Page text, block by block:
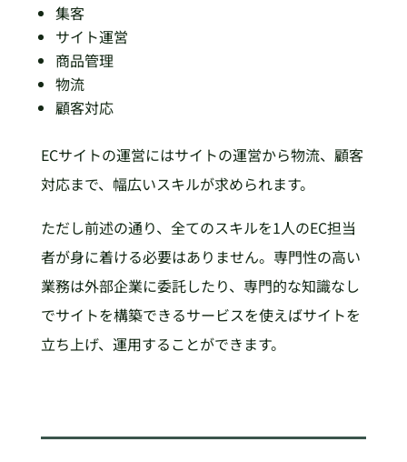
集客
サイト運営
商品管理
物流
顧客対応
ECサイトの運営にはサイトの運営から物流、顧客
対応まで、幅広いスキルが求められます。
ただし前述の通り、全てのスキルを1人のEC担当
者が身に着ける必要はありません。専門性の高い
業務は外部企業に委託したり、専門的な知識なし
でサイトを構築できるサービスを使えばサイトを
立ち上げ、運用することができます。